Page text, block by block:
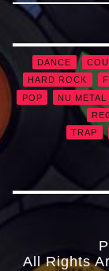
DANCE
HARD ROCK
NU METAL
POP
TRAP
All Rights